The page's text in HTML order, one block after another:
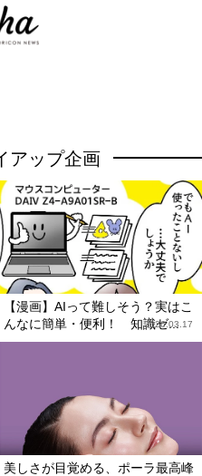
アップ企画
【漫画】AIって難しそう？実はこ
んなに簡単・便利！ 知識ゼ...
2026.03.17
美しさが目覚める、ポーラ最高峰